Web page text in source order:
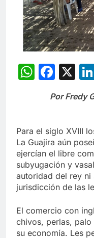
X
Por Fredy
Para el siglo XVIII
La Guajira aún
ejercían el libre
subyugación y
autoridad del rey ni
jurisdicción de las
El comercio con
chivos, perlas,
su economía. Les